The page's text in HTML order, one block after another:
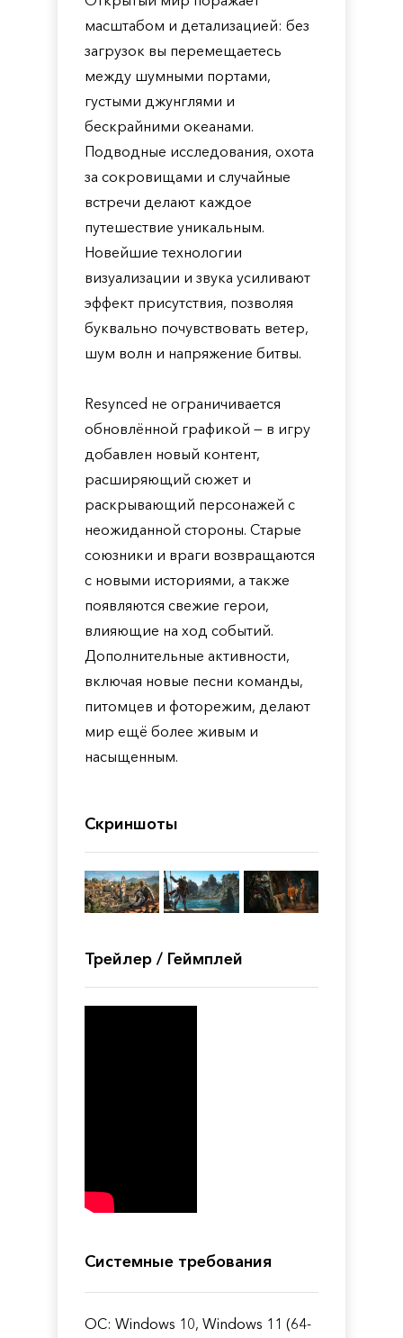
масштабом и детализацией: без
загрузок вы перемещаетесь
между шумными портами,
густыми джунглями и
бескрайними океанами.
Подводные исследования, охота
за сокровищами и случайные
встречи делают каждое
путешествие уникальным.
Новейшие технологии
визуализации и звука усиливают
эффект присутствия, позволяя
буквально почувствовать ветер,
шум волн и напряжение битвы.
Resynced не ограничивается
обновлённой графикой — в игру
добавлен новый контент,
расширяющий сюжет и
раскрывающий персонажей с
неожиданной стороны. Старые
союзники и враги возвращаются
с новыми историями, а также
появляются свежие герои,
влияющие на ход событий.
Дополнительные активности,
включая новые песни команды,
питомцев и фоторежим, делают
мир ещё более живым и
насыщенным.
Скриншоты
Трейлер / Геймплей
Системные требования
ОС: Windows 10, Windows 11 (64-